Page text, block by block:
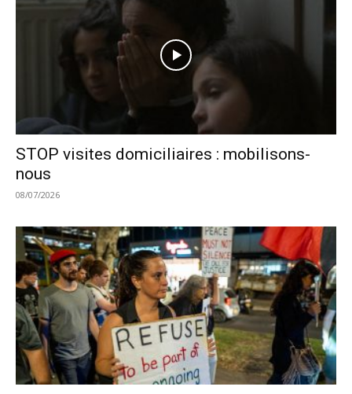
STOP visites domiciliaires : mobilisons-
nous
08/07/2026